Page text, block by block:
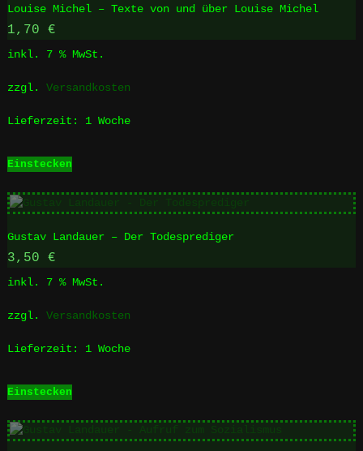
Louise Michel – Texte von und über Louise Michel
1,70 €
inkl. 7 % MwSt.
zzgl. Versandkosten
Lieferzeit: 1 Woche
Einstecken
Gustav Landauer – Der Todesprediger
3,50 €
inkl. 7 % MwSt.
zzgl. Versandkosten
Lieferzeit: 1 Woche
Einstecken